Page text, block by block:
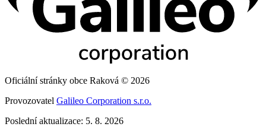
Oficiální stránky obce Raková © 2026
Provozovatel Galileo Corporation s.r.o.
Poslední aktualizace: 5. 8. 2026